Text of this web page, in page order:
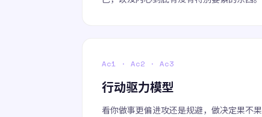
Ac1 · Ac2 · Ac3
行动驱力模型
看你做事更偏进攻还是规避，做决定果不果